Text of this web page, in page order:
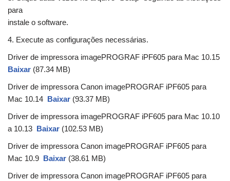
para
instale o software.
4. Execute as configurações necessárias.
Driver de impressora imagePROGRAF iPF605 para Mac 10.15
Baixar (87.34 MB)
Driver de impressora Canon imagePROGRAF iPF605 para
Mac 10.14 Baixar (93.37 MB)
Driver de impressora imagePROGRAF iPF605 para Mac 10.10
a 10.13 Baixar (102.53 MB)
Driver de impressora Canon imagePROGRAF iPF605 para
Mac 10.9 Baixar (38.61 MB)
Driver de impressora Canon imagePROGRAF iPF605 para